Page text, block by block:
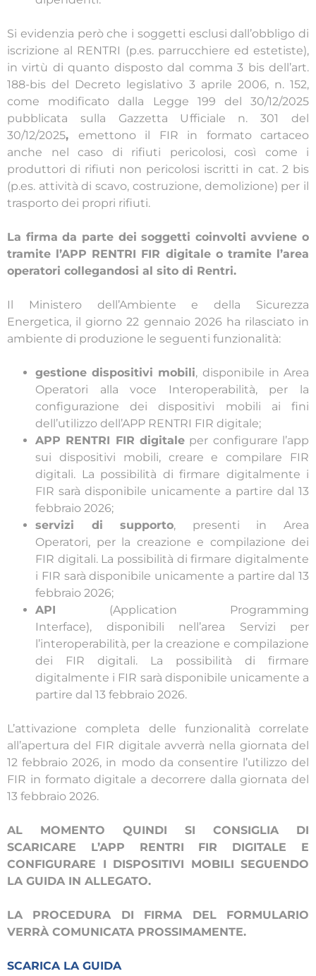
Si evidenzia però che i soggetti esclusi dall’obbligo di
iscrizione al RENTRI (p.es. parrucchiere ed estetiste),
in virtù di quanto disposto dal comma 3 bis dell’art.
188-bis del Decreto legislativo 3 aprile 2006, n. 152,
come modificato dalla Legge 199 del 30/12/2025
pubblicata sulla Gazzetta Ufficiale n. 301 del
30/12/2025, emettono il FIR in formato cartaceo
anche nel caso di rifiuti pericolosi, così come i
produttori di rifiuti non pericolosi iscritti in cat. 2 bis
(p.es. attività di scavo, costruzione, demolizione) per il
trasporto dei propri rifiuti.
La firma da parte dei soggetti coinvolti avviene o
tramite l’APP RENTRI FIR digitale o tramite l’area
operatori collegandosi al sito di Rentri.
Il Ministero dell’Ambiente e della Sicurezza
Energetica, il giorno 22 gennaio 2026 ha rilasciato in
ambiente di produzione le seguenti funzionalità:
gestione dispositivi mobili, disponibile in Area
Operatori alla voce Interoperabilità, per la
configurazione dei dispositivi mobili ai fini
dell’utilizzo dell’APP RENTRI FIR digitale;
APP RENTRI FIR digitale per configurare l’app
sui dispositivi mobili, creare e compilare FIR
digitali. La possibilità di firmare digitalmente i
FIR sarà disponibile unicamente a partire dal 13
febbraio 2026;
servizi di supporto, presenti in Area
Operatori, per la creazione e compilazione dei
FIR digitali. La possibilità di firmare digitalmente
i FIR sarà disponibile unicamente a partire dal 13
febbraio 2026;
API (Application Programming
Interface), disponibili nell’area Servizi per
l’interoperabilità, per la creazione e compilazione
dei FIR digitali. La possibilità di firmare
digitalmente i FIR sarà disponibile unicamente a
partire dal 13 febbraio 2026.
L’attivazione completa delle funzionalità correlate
all’apertura del FIR digitale avverrà nella giornata del
12 febbraio 2026, in modo da consentire l’utilizzo del
FIR in formato digitale a decorrere dalla giornata del
13 febbraio 2026.
AL MOMENTO QUINDI SI CONSIGLIA DI
SCARICARE L’APP RENTRI FIR DIGITALE E
CONFIGURARE I DISPOSITIVI MOBILI SEGUENDO
LA GUIDA IN ALLEGATO.
LA PROCEDURA DI FIRMA DEL FORMULARIO
VERRÀ COMUNICATA PROSSIMAMENTE.
SCARICA LA GUIDA